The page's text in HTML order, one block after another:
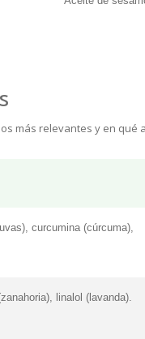
más relevantes y en qué
curcumina (cúrcuma),
linalol (lavanda).